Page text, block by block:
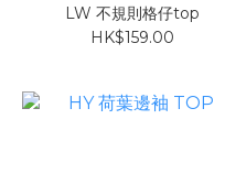
LW 不規則格仔top
HK$159.00